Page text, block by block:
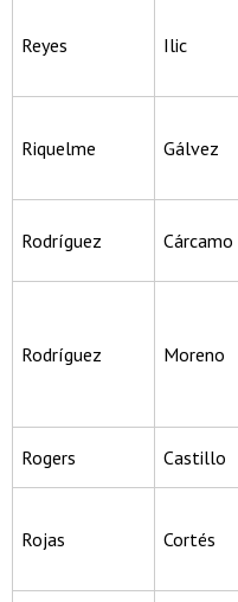
Reyes Ilic
Riquelme Gálvez
Rodríguez Cárcamo
Rodríguez Moreno
Rogers Castillo
Rojas Cortés